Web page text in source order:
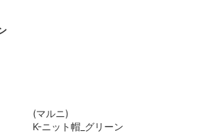
(マルニ)
K-ニット帽_グリーン